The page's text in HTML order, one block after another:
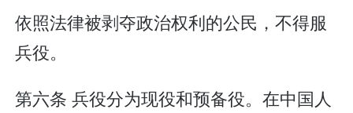
依照法律被剥夺政治权利的公民，不得服
兵役。
第六条 兵役分为现役和预备役。在中国人